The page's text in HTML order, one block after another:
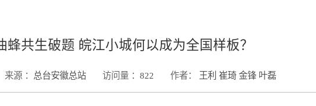
蜂共生破题 皖江小城何以成为全国样板？
来源 ： 总台安徽总站 访问量 ： 822 作者： 王利 崔琦 金锋 叶磊